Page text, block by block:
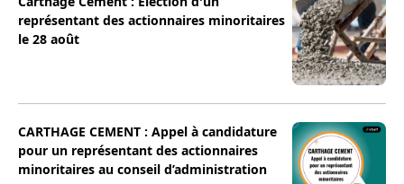
représentant des actionnaires minoritaires
le 28 août
CARTHAGE CEMENT : Appel à candidature
pour un représentant des actionnaires
minoritaires au conseil d’administration